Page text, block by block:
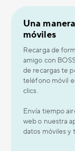
Una
móviles
Recarga de
amigo con
de recargas te
teléfono móvil
clics.
Envía tiempo
web o nuestra
datos móviles y